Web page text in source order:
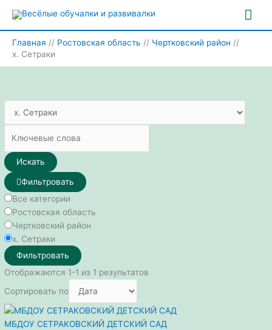
содержимому
Главная Ростовская область
Чертковский район
х. Сетраки
Искать
Фильтровать
Все категории
Ростовская область
Чертковский район
х. Сетраки
Фильтровать
Отображаются 1-1 из 1 результатов
Сортировать по
МБДОУ СЕТРАКОВСКИЙ ДЕТСКИЙ САД